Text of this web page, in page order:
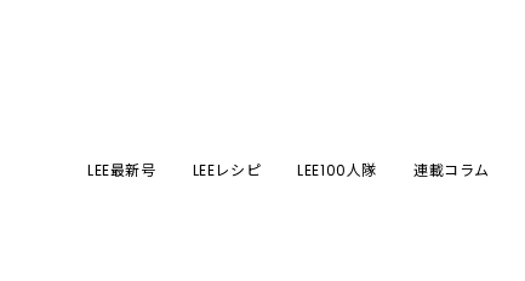
LEE最新号 LEEレシピ LEE100人隊 連載コラム